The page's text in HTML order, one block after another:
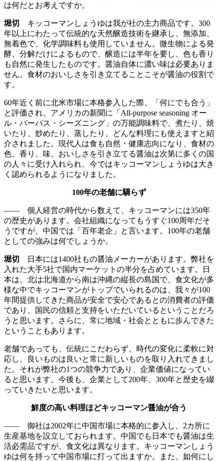
は何だとお考えですか。
堀切
キッコーマンしょうゆは我が社の主力商品です。300
年以上にわたって伝統的な天然醸造技術を継承し、無添加、
無着色で、化学調味料も使用していません。微生物による発
酵、分解だけによるもので、醸造には半年を要し、色も香り
も自然に発生したものです。醤油自体に濃い味は必要ありま
せん。食材のおいしさを引き立てることこそが醤油の役割で
す。
60年近く前に北米市場に本格参入した際、「何にでも合う」
と評価され、アメリカの新聞に「All-purpose seasoning オー
ル・パーパス・シーズニング」の万能調味料で、煮たり、焼
いたり、炒めたり、蒸したり、どんな料理にも使えますと紹
介されました。現代人は食も自然・健康志向になり、食材の
色、香り、味、おいしさを引き立てる醤油は次第に多くの国
の人々に受け入れられ、今ではキッコーマンしょうゆは大き
く認められるようになりました。
100年の老舗に驕らず
—— 個人経営の時代から数えて、キッコーマンには350年
の歴史があります。会社組織になってもうすぐ100周年だそ
うですが、中国では「百年老企」と言います。100年の老舗
としての強みは何でしょうか。
堀切
日本には1400社もの醤油メーカーがあります。弊社を
入れた大手5社で国内マーケットの半分を占めています。日
本は、北は北海道から南は沖縄の縦長の島国で、食文化が多
様な中でキッコーマンがトップでいられるのは、我々が100
年間提供してきた商品が安全で安心であるとの消費者の評価
であり、国民の信頼と支持をいただいているということだろ
うと思います。さらに、常に地域・社会とともに歩んできた
ということもあります。
老舗であっても、伝統にこだわらず、時代の変化に柔軟に対
応し、良いものは良いと常に新しいものを取り入れてきまし
た。それが弊社の1つの競争力であり、企業価値になってい
ると思います。今後も、企業として200年、300年と歴史を綴
っていきたいと思います。
鮮度の高い料理ほどキッコーマン醤油が合う
—— 御社は2002年に中国市場に本格的に参入し、2カ所に
生産基地を設立しておられます。中国でも日本でも醤油は生
活必需品ですが、食文化は異なります。キッコーマンしょう
ゆは何を持って中国市場に打って出ますか。また、如何にし